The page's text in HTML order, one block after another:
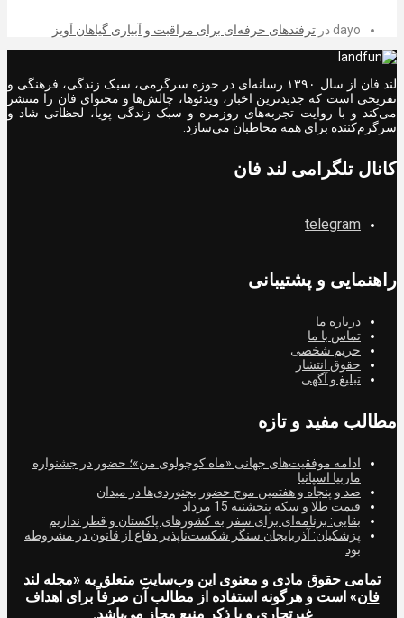
dayo در ترفندهای حرفه‌ای برای مراقبت و آبیاری گیاهان آویز
لند فان از سال ۱۳۹۰ رسانه‌ای در حوزه سرگرمی، سبک زندگی، فرهنگی و
تفریحی است که جدیدترین اخبار، ویدئوها، چالش‌ها و محتوای فان را منتشر
می‌کند و با روایت تجربه‌های روزمره و سبک زندگی پویا، لحظاتی شاد و
سرگرم‌کننده برای همه مخاطبان می‌سازد.
کانال تلگرامی لند فان
telegram
راهنمایی و پشتیبانی
درباره ما
تماس با ما
حریم شخصی
حقوق انتشار
تبلیغ و آگهی
مطالب مفید و تازه
ادامه موفقیت‌های جهانی «ماه کوچولوی من»؛ حضور در جشنواره
ماربیا اسپانیا
صد و پنجاه و هفتمین موج حضور بجنوردی‌ها در میدان
قیمت طلا و سکه پنجشنبه 15 مرداد
بقایی: برنامه‌ای برای سفر به کشورهای پاکستان و قطر نداریم
پزشکیان: آذربایجان سنگر شکست‌ناپذیر دفاع از قانون در مشروطه
بود
تمامی حقوق مادی و معنوی این وب‌سایت متعلق به «مجله لند
فان» است و هرگونه استفاده از مطالب آن صرفاً برای اهداف
غیرتجاری و با ذکر منبع مجاز می‌باشد.